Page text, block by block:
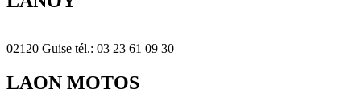
02120 Guise tél.: 03 23 61 09 30
LAON MOTOS